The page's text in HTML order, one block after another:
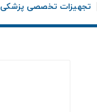
تجهیزات تخصصی پزشکی